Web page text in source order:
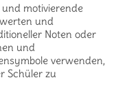
motivierende
und
Noten oder
und
verwenden,
Schüler zu